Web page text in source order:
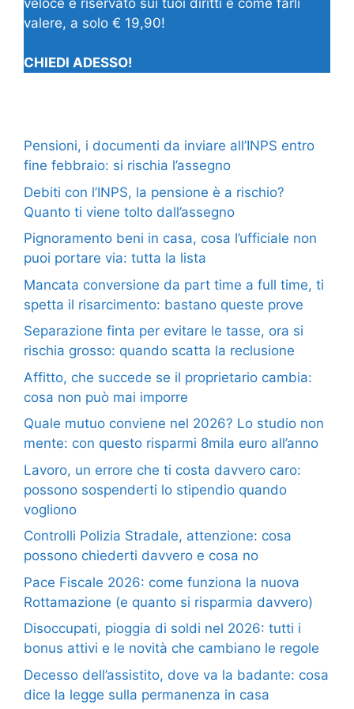
veloce e riservato sui tuoi diritti e come farli
valere, a solo € 19,90!
CHIEDI ADESSO!
Pensioni, i documenti da inviare all’INPS entro
fine febbraio: si rischia l’assegno
Debiti con l’INPS, la pensione è a rischio?
Quanto ti viene tolto dall’assegno
Pignoramento beni in casa, cosa l’ufficiale non
puoi portare via: tutta la lista
Mancata conversione da part time a full time, ti
spetta il risarcimento: bastano queste prove
Separazione finta per evitare le tasse, ora si
rischia grosso: quando scatta la reclusione
Affitto, che succede se il proprietario cambia:
cosa non può mai imporre
Quale mutuo conviene nel 2026? Lo studio non
mente: con questo risparmi 8mila euro all’anno
Lavoro, un errore che ti costa davvero caro:
possono sospenderti lo stipendio quando
vogliono
Controlli Polizia Stradale, attenzione: cosa
possono chiederti davvero e cosa no
Pace Fiscale 2026: come funziona la nuova
Rottamazione (e quanto si risparmia davvero)
Disoccupati, pioggia di soldi nel 2026: tutti i
bonus attivi e le novità che cambiano le regole
Decesso dell’assistito, dove va la badante: cosa
dice la legge sulla permanenza in casa